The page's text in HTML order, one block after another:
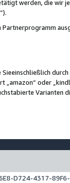
werden, die wir
“).
oder
Varianten
D724-4317-89F6-